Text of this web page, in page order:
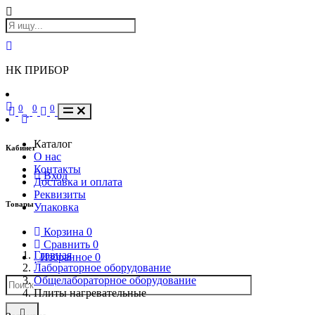
НК ПРИБОР
Кабинет
Вход
Товары
Корзина 0
Сравнить 0
Избранное 0
0 0 0
Каталог
О нас
Контакты
Доставка и оплата
Реквизиты
Упаковка
Главная
Лабораторное оборудование
Общелабораторное оборудование
Плиты нагревательные